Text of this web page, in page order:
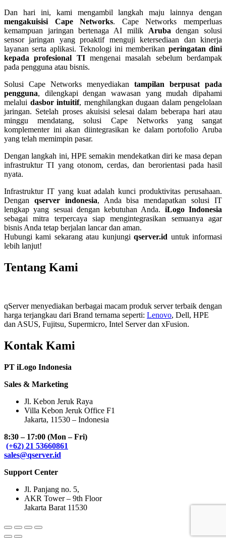
Dan hari ini, kami mengambil langkah maju lainnya dengan
mengakuisisi Cape Networks. Cape Networks memperluas
kemampuan jaringan bertenaga AI milik Aruba dengan solusi
sensor jaringan yang proaktif menguji ketersediaan dan kinerja
layanan serta aplikasi. Teknologi ini memberikan peringatan dini
kepada profesional TImengenai masalah sebelum berdampak
pada pengguna atau bisnis.
Solusi Cape Networks menyediakan tampilan berpusat pada
pengguna, dilengkapi dengan wawasan yang mudah dipahami
melalui dasbor intuitif, menghilangkan dugaan dalam pengelolaan
jaringan. Setelah proses akuisisi selesai dalam beberapa hari atau
minggu mendatang, solusi Cape Networks yang sangat
komplementer ini akan diintegrasikan ke dalam portofolio Aruba
yang telah memimpin pasar.
Dengan langkah ini, HPE semakin mendekatkan diri ke masa depan
infrastruktur TI yang otonom, cerdas, dan berorientasi pada hasil
nyata.
Infrastruktur IT yang kuat adalah kunci produktivitas perusahaan.
Dengan qserver indonesia, Anda bisa mendapatkan solusi IT
lengkap yang sesuai dengan kebutuhan Anda. iLogo Indonesia
sebagai mitra terpercaya siap mengintegrasikan semuanya agar
bisnis Anda tetap berjalan lancar dan aman.
Hubungi kami sekarang atau kunjungiqserver.id untuk informasi
lebih lanjut!
Tentang Kami
qServer menyediakan berbagai macam produk server terbaik dengan
harga terjangkau dari Brand ternama seperti: Lenovo, Dell, HPE
dan ASUS, Fujitsu, Supermicro, Intel Server dan xFusion.
Kontak Kami
PT iLogo Indonesia
Sales & Marketing
Jl. Kebon Jeruk Raya
Villa Kebon Jeruk Office F1
Jakarta, 11530 – Indonesia
8:30 – 17:00 (Mon – Fri)
(+62) 21 53660861
sales@qserver.id
Support Center
Jl. Panjang no. 5,
AKR Tower – 9th Floor
Jakarta Barat 11530